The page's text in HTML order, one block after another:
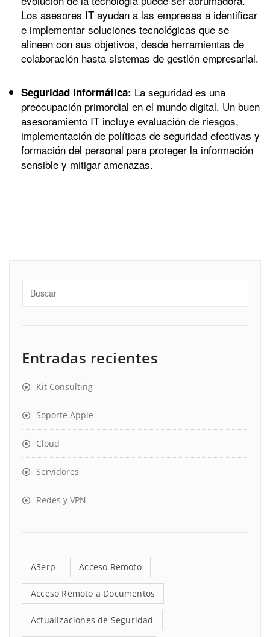
Los asesores IT ayudan a las empresas a identificar
e implementar soluciones tecnológicas que se
alineen con sus objetivos, desde herramientas de
colaboración hasta sistemas de gestión empresarial.
Seguridad Informática: La seguridad es una
preocupación primordial en el mundo digital. Un buen
asesoramiento IT incluye evaluación de riesgos,
implementación de políticas de seguridad efectivas y
formación del personal para proteger la información
sensible y mitigar amenazas.
Entradas recientes
Kit Consulting
Soporte Apple
Cloud
Servidores
Redes y VPN
A3erp Acceso Remoto
Acceso Remoto a Documentos
Actualizaciones de Seguridad